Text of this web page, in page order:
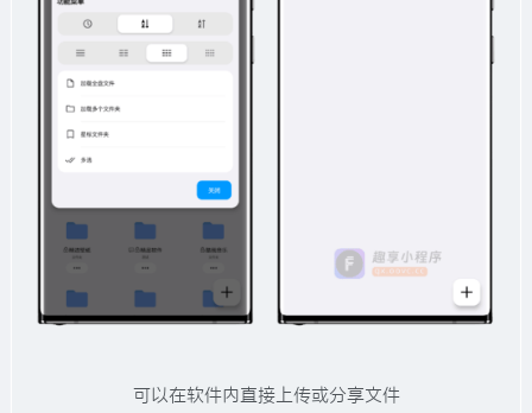
可以在软件内直接上传或分享文件